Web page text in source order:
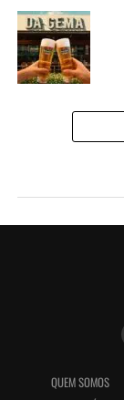
QUEM SOMOS